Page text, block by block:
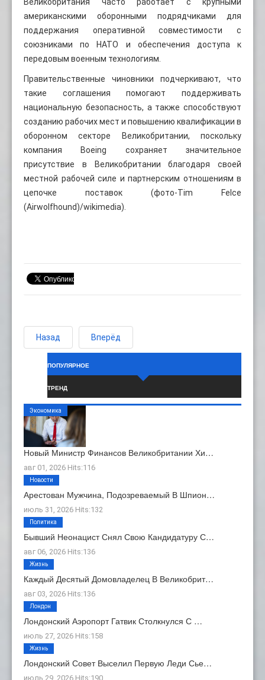
американскими оборонными подрядчиками для
поддержания оперативной совместимости с
союзниками по НАТО и обеспечения доступа к
передовым военным технологиям.
Правительственные чиновники подчеркивают, что
такие соглашения помогают поддерживать
национальную безопасность, а также способствуют
созданию рабочих мест и повышению квалификации в
оборонном секторе Великобритании, поскольку
компания Boeing сохраняет значительное
присутствие в Великобритании благодаря своей
местной рабочей силе и партнерским отношениям в
цепочке поставок (фото-Tim Felce
(Airwolfhound)/wikimedia).
Назад Вперёд
ПОПУЛЯРНОЕ
ТРЕНД
Новый Министр Финансов Великобритании Хи…
авг 01, 2026 Hits:116
Экономика
Арестован Мужчина, Подозреваемый В Шпион…
июль 31, 2026 Hits:132
Новости
Бывший Неонацист Снял Свою Кандидатуру С…
авг 06, 2026 Hits:136
Политика
Каждый Десятый Домовладелец В Великобрит…
авг 03, 2026 Hits:136
Жизнь
Лондонский Аэропорт Гатвик Столкнулся С …
июль 27, 2026 Hits:158
Лондон
Лондонский Совет Выселил Первую Леди Сье…
июль 29, 2026 Hits:190
Жизнь